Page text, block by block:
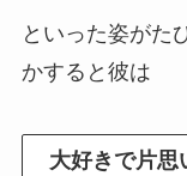
といった姿がた
かすると彼は
大好きで片思